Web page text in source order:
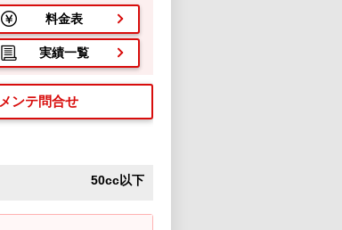
料金表
実績一覧
メンテ問合せ
50cc以下